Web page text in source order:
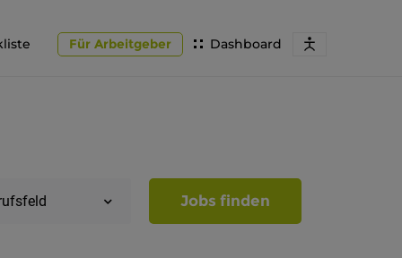
Dashboard
Für Arbeitgeber
Jobs finden